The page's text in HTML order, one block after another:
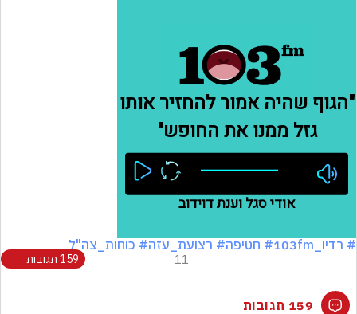
# רדיו_103fm # חטיפה# רצועת_עזה# כוחות_צה"ל
11 159 תגובות
159 תגובות